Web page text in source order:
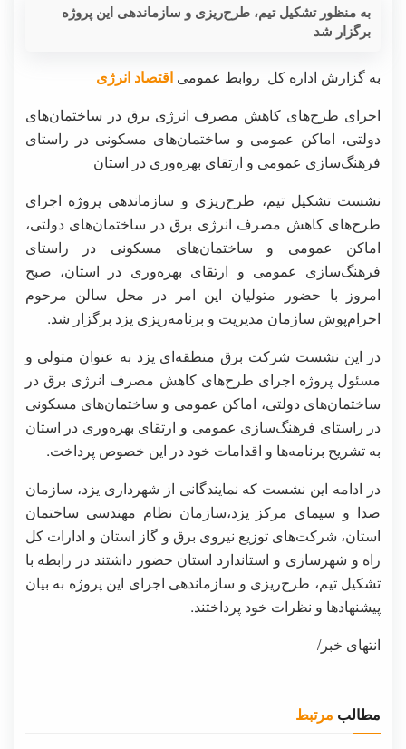
به منظور تشکیل تیم، طرح‌ریزی و سازماندهی این پروژه
برگزار شد
به گزارش اداره کل روابط عمومی اقتصاد انرژی
اجرای طرح‌های کاهش مصرف انرژی برق در ساختمان‌های
دولتی، اماکن عمومی و ساختمان‌های مسکونی در راستای
فرهنگ‌سازی عمومی و ارتقای بهره‌وری در استان
نشست تشکیل تیم، طرح‌ریزی و سازماندهی پروژه اجرای
طرح‌های کاهش مصرف انرژی برق در ساختمان‌های دولتی،
اماکن عمومی و ساختمان‌های مسکونی در راستای
فرهنگ‌سازی عمومی و ارتقای بهره‌وری در استان، صبح
امروز با حضور متولیان این امر در محل سالن مرحوم
احرام‌پوش سازمان مدیریت و برنامه‌ریزی یزد برگزار شد.
در این نشست شرکت برق منطقه‌ای یزد به عنوان متولی و
مسئول پروژه اجرای طرح‌های کاهش مصرف انرژی برق در
ساختمان‌های دولتی، اماکن عمومی و ساختمان‌های مسکونی
در راستای فرهنگ‌سازی عمومی و ارتقای بهره‌وری در استان
به تشریح برنامه‌ها و اقدامات خود در این خصوص پرداخت.
در ادامه این نشست که نمایندگانی از شهرداری یزد، سازمان
صدا و سیمای مرکز یزد،سازمان نظام مهندسی ساختمان
استان، شرکت‌های توزیع نیروی برق و گاز استان و ادارات کل
راه و شهرسازی و استاندارد استان حضور داشتند در رابطه با
تشکیل تیم، طرح‌ریزی و سازماندهی اجرای این پروژه به بیان
پیشنهادها و نظرات خود پرداختند.
انتهای خبر/
مطالب مرتبط